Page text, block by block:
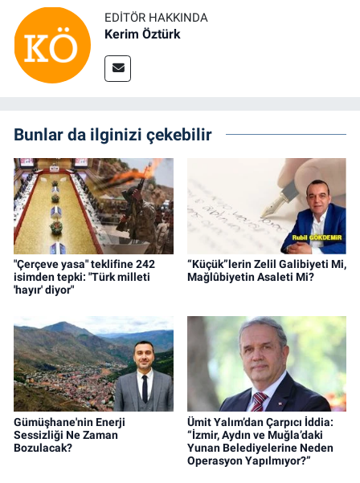
EDITÖR HAKKINDA
Kerim Öztürk
Bunlar da ilginizi çekebilir
"Çerçeve yasa" teklifine 242
isimden tepki: "Türk milleti
'hayır' diyor"
“Küçük”lerin Zelil Galibiyeti Mi,
Mağlûbiyetin Asaleti Mi?
Gümüşhane'nin Enerji
Sessizliği Ne Zaman
Bozulacak?
Ümit Yalım’dan Çarpıcı İddia:
“İzmir, Aydın ve Muğla’daki
Yunan Belediyelerine Neden
Operasyon Yapılmıyor?”